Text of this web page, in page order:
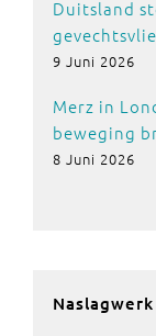
Duitsland
9 Juni 2026
Merz in
beweging
8 Juni 2026